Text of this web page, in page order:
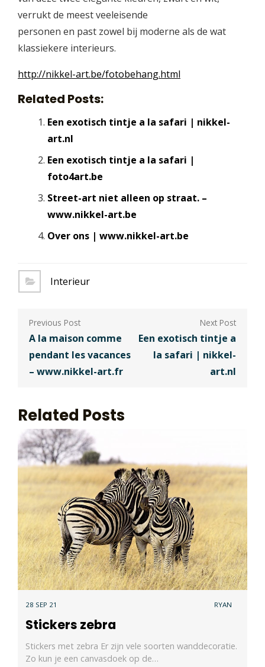
verrukt de meest veeleisende
personen en past zowel bij moderne als de wat
klassiekere interieurs.
http://nikkel-art.be/fotobehang.html
Related Posts:
Een exotisch tintje a la safari | nikkel-
art.nl
Een exotisch tintje a la safari |
foto4art.be
Street-art niet alleen op straat. –
www.nikkel-art.be
Over ons | www.nikkel-art.be
Interieur
Berichtnavigatie
A la maison comme
pendant les vacances
– www.nikkel-art.fr
Een exotisch tintje a
la safari | nikkel-
art.nl
Related Posts
28 SEP 21 RYAN
Stickers zebra
Stickers met zebra Er zijn vele soorten wanddecoratie.
Zo kun je een canvasdoek op de…